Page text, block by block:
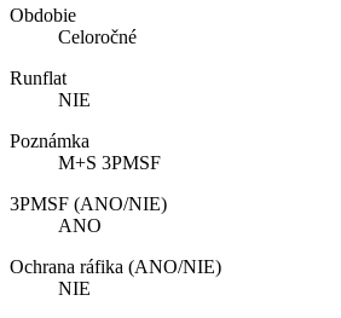
Obdobie
Celoročné
Runflat
NIE
Poznámka
M+S 3PMSF
3PMSF (ANO/NIE)
ANO
Ochrana ráfika (ANO/NIE)
NIE